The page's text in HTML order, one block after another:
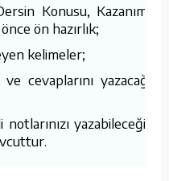
Konusu, Kazanımlar
ön hazırlık;
kelimeler;
cevaplarını yazacağını
yazabileceğiniz